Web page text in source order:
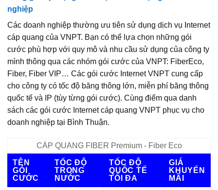
nghiệp
Các doanh nghiệp thường ưu tiên sử dụng dịch vụ Internet
cáp quang của VNPT. Bạn có thể lựa chọn những gói
cước phù hợp với quy mô và nhu cầu sử dụng của công ty
mình thông qua các nhóm gói cước của VNPT: FiberEco,
Fiber, Fiber VIP… Các gói cước Internet VNPT cung cấp
cho công ty có tốc độ băng thông lớn, miễn phí băng thông
quốc tế và IP (tùy từng gói cước). Cùng điểm qua danh
sách các gói cước Internet cáp quang VNPT phục vụ cho
doanh nghiệp tại Bình Thuận.
CÁP QUANG FIBER Premium - Fiber Eco
TÊN
GÓI
CƯỚC
TỐC ĐỘ
TRONG
NƯỚC
TỐC ĐỘ
QUỐC TẾ
TỐI ĐA
GIÁ
KHUYẾN
MÃI